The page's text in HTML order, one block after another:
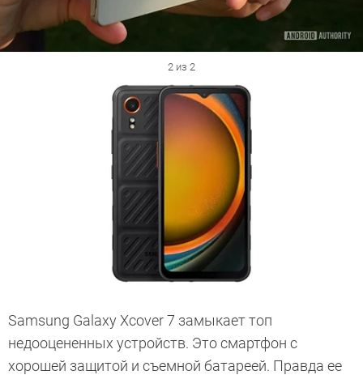
2 из 2
Samsung Galaxy Xcover 7 замыкает топ
недооцененных устройств. Это смартфон с
хорошей защитой и съемной батареей. Правда ее